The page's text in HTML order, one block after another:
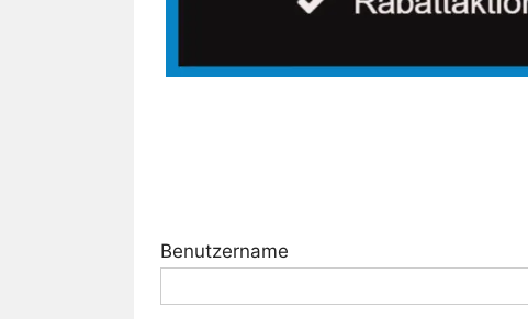
Benutzername